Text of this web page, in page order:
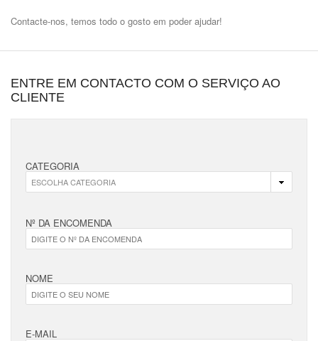
Contacte-nos, temos todo o gosto em poder ajudar!
ENTRE EM CONTACTO COM O SERVIÇO AO
CLIENTE
CATEGORIA
Nº DA ENCOMENDA
NOME
E-MAIL